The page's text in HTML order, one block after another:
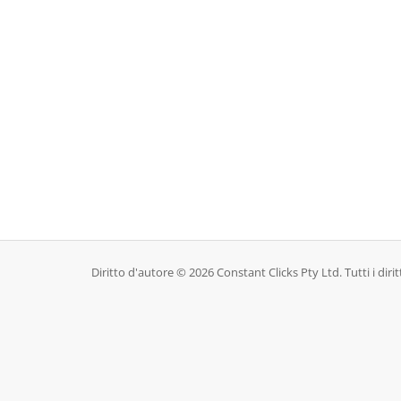
Diritto d'autore © 2026 Constant Clicks Pty Ltd. Tutti i